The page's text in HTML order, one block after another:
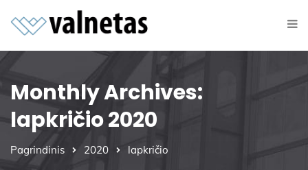
Monthly Archives:
lapkričio 2020
Pagrindinis 2020 lapkričio